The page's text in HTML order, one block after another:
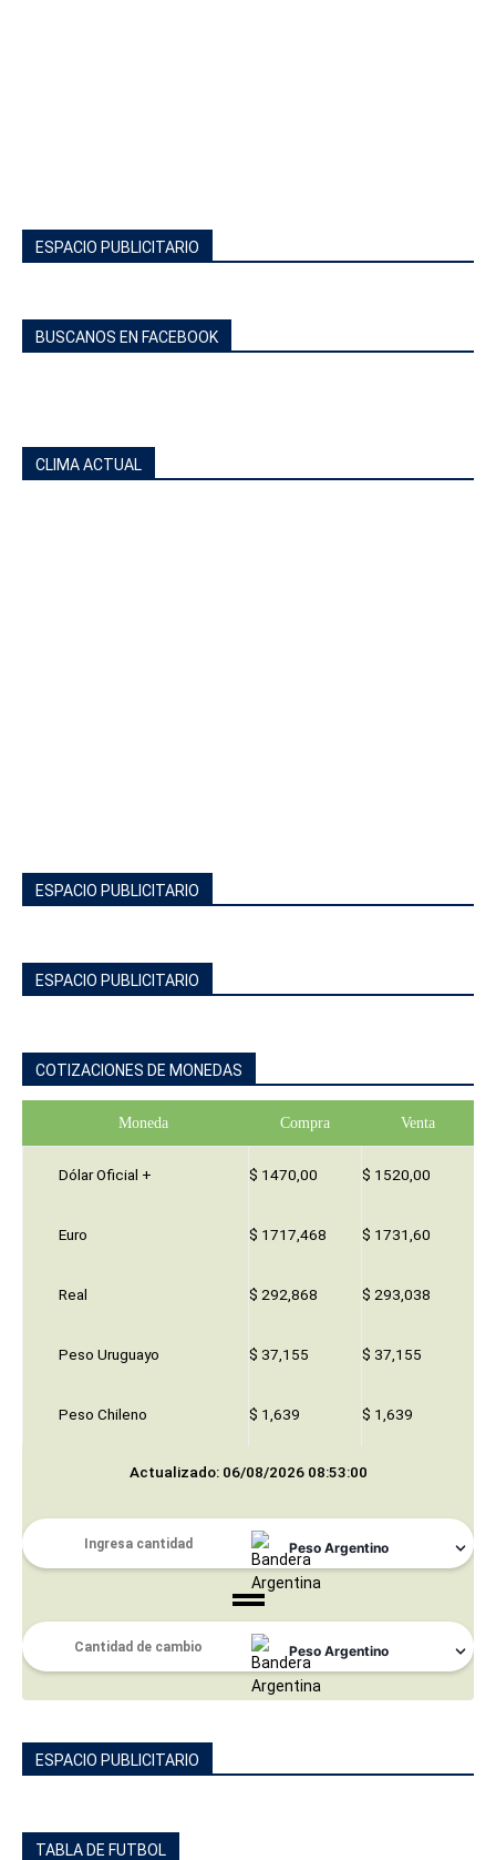
ESPACIO PUBLICITARIO
BUSCANOS EN FACEBOOK
CLIMA ACTUAL
ESPACIO PUBLICITARIO
ESPACIO PUBLICITARIO
COTIZACIONES DE MONEDAS
Moneda Compra Venta
Dólar Oficial + $ 1470,00 $ 1520,00
Euro $ 1717,468 $ 1731,60
Real $ 292,868 $ 293,038
Peso Uruguayo $ 37,155 $ 37,155
Peso Chileno $ 1,639 $ 1,639
Actualizado: 06/08/2026 08:53:00
ESPACIO PUBLICITARIO
TABLA DE FUTBOL